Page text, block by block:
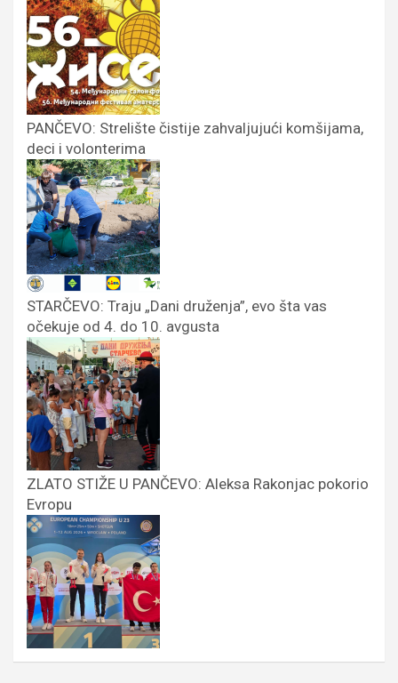
PANČEVO: Strelište čistije zahvaljujući komšijama,
deci i volonterima
STARČEVO: Traju „Dani druženja”, evo šta vas
očekuje od 4. do 10. avgusta
ZLATO STIŽE U PANČEVO: Aleksa Rakonjac pokorio
Evropu